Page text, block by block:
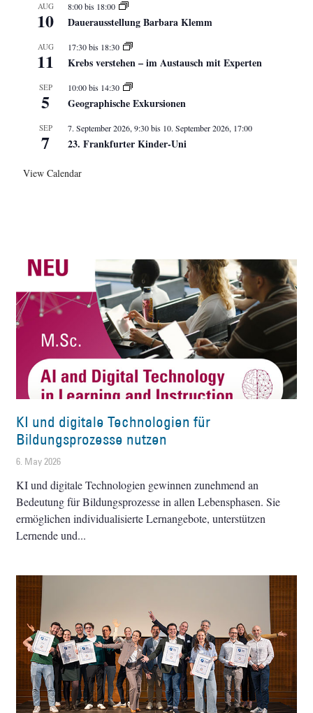
AUG
10
8:00bis 18:00
Dauerausstellung Barbara Klemm
AUG
11
17:30bis 18:30
Krebs verstehen – im Austausch mit Experten
SEP
5
10:00bis 14:30
Geographische Exkursionen
SEP
7
7. September 2026, 9:30bis 10. September 2026, 17:00
23. Frankfurter Kinder-Uni
View Calendar
KI und digitale Technologien für
Bildungsprozesse nutzen
6. May 2026
KI und digitale Technologien gewinnen zunehmend an
Bedeutung für Bildungsprozesse in allen Lebensphasen. Sie
ermöglichen individualisierte Lernangebote, unterstützen
Lernende und